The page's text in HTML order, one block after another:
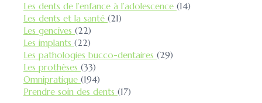
Les dents de l’enfance à l’adolescence (14)
Les dents et la santé (21)
Les gencives (22)
Les implants (22)
Les pathologies bucco-dentaires (29)
Les prothèses (33)
Omnipratique (194)
Prendre soin des dents (17)